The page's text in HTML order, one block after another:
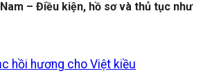
– Điều kiện, hồ sơ và thủ tục như